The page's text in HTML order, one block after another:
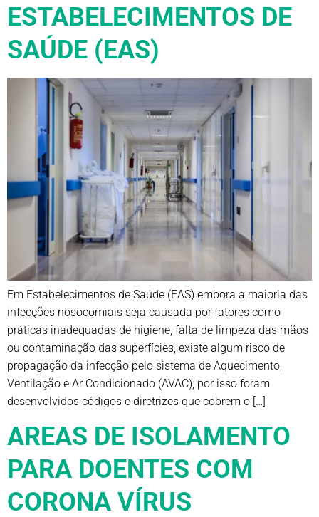
ESTABELECIMENTOS DE
SAÚDE (EAS)
Em Estabelecimentos de Saúde (EAS) embora a maioria das
infecções nosocomiais seja causada por fatores como
práticas inadequadas de higiene, falta de limpeza das mãos
ou contaminação das superfícies, existe algum risco de
propagação da infecção pelo sistema de Aquecimento,
Ventilação e Ar Condicionado (AVAC); por isso foram
desenvolvidos códigos e diretrizes que cobrem o […]
AREAS DE ISOLAMENTO
PARA DOENTES COM
CORONA VÍRUS